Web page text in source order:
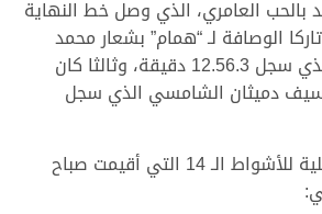
بالحب العامري، الذي وصل خط النهاية
تاركا الوصافة لـ “همام” بشعار محمد
صالح علي الحميري الذي سجل 12.56.3 دقيقة، وثالثا كان
دميثان الشامسي الذي سجل
وجاءت النتائج التفصيلية للأشواط الـ 14 التي أقيمت صباح